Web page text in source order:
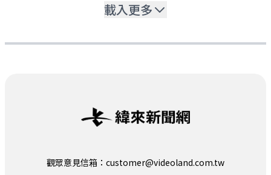
載入更多
觀眾意見信箱：customer@videoland.com.tw